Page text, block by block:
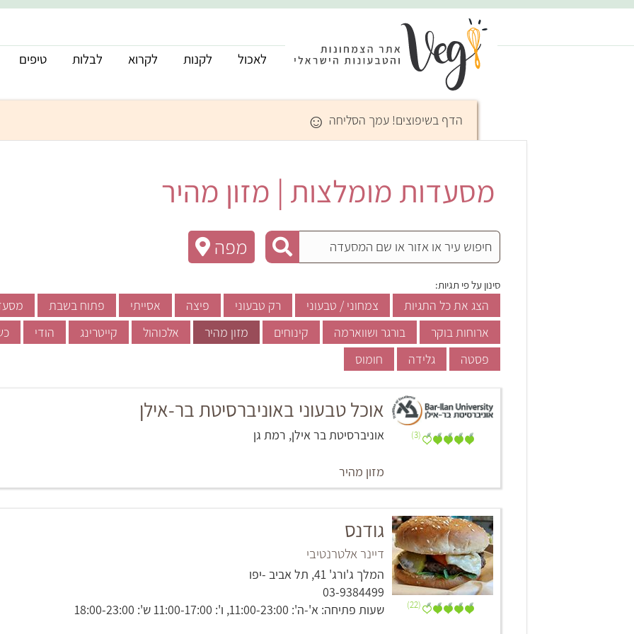
לאכול לקנות לקרוא לבלות טיפים
הדף בשיפוצים! עמך הסליחה ☺
מסעדות מומלצות | מזון מהיר
מפה
סינון על פי תגיות:
הצג את כל התגיות צמחוני / טבעוני רק טבעוני פיצה אסייתי פתוח בשבת
ארוחות בוקר
בורגר ושווארמה קינוחים מזון מהיר אלכוהול קייטרינג הודי
פסטה
גלידה חומוס
(3)
אוכל טבעוני באוניברסיטת בר-אילן
אוניברסיטת בר אילן, רמת גן
מזון מהיר
(22)
גודנס
דיינר אלטרנטיבי
המלך ג'ורג' 41, תל אביב -יפו
03-9384499
שעות פתיחה: א'-ה': 11:00-23:00, ו': 11:00-17:00 ש': 18:00-23:00